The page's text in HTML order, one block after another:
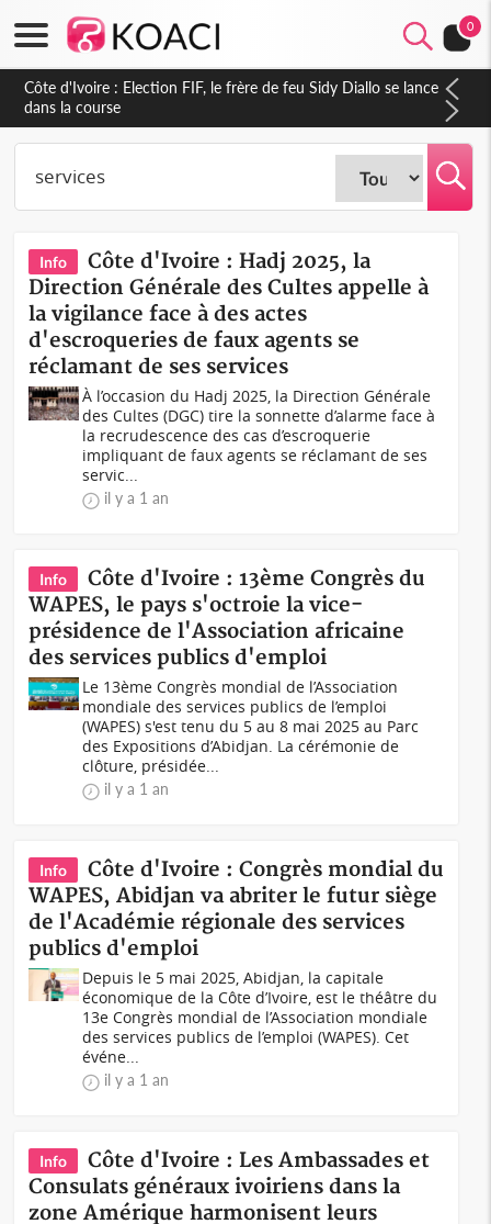
0
Côte d'Ivoire : Election FIF, le frère de feu Sidy Diallo se lance
dans la course
Info
Côte d'Ivoire : Hadj 2025, la
Direction Générale des Cultes appelle à
la vigilance face à des actes
d'escroqueries de faux agents se
réclamant de ses services
À l’occasion du Hadj 2025, la Direction Générale
des Cultes (DGC) tire la sonnette d’alarme face à
la recrudescence des cas d’escroquerie
impliquant de faux agents se réclamant de ses
servic...
il y a 1 an
Info
Côte d'Ivoire : 13ème Congrès du
WAPES, le pays s'octroie la vice-
présidence de l'Association africaine
des services publics d'emploi
Le 13ème Congrès mondial de l’Association
mondiale des services publics de l’emploi
(WAPES) s'est tenu du 5 au 8 mai 2025 au Parc
des Expositions d’Abidjan. La cérémonie de
clôture, présidée...
il y a 1 an
Info
Côte d'Ivoire : Congrès mondial du
WAPES, Abidjan va abriter le futur siège
de l'Académie régionale des services
publics d'emploi
Depuis le 5 mai 2025, Abidjan, la capitale
économique de la Côte d’Ivoire, est le théâtre du
13e Congrès mondial de l’Association mondiale
des services publics de l’emploi (WAPES). Cet
événe...
il y a 1 an
Info
Côte d'Ivoire : Les Ambassades et
Consulats généraux ivoiriens dans la
zone Amérique harmonisent leurs